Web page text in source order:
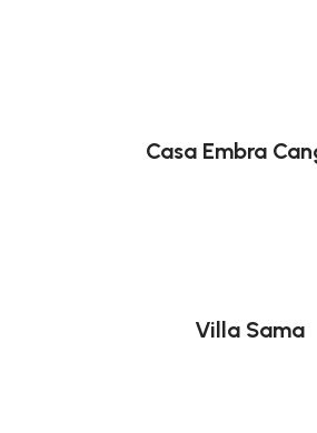
Casa Embra
Villa Sama